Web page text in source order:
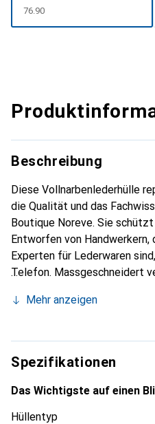
CHF
76.90
Beschreibung
Diese Vollnarbenlederhülle
die Qualität und das
Boutique Noreve. Sie
Entworfen von
Experten für Lederwaren
Telefon. Massgeschneidert
wird zum schicken und
die Marke Noreve eine
anspruchsvolle Kundschaft.
Mehr anzeigen
Spezifikationen
Das Wichtigste auf einen
Hüllentyp